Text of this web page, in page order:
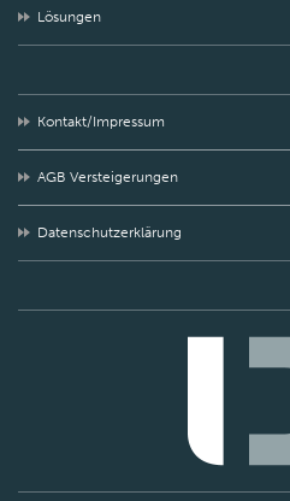
Lösungen
Kontakt/Impressum
AGB Versteigerungen
Datenschutzerklärung